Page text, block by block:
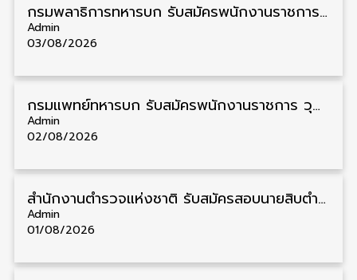
กรมพลาธิการทหารบก รับสมัครพนักงานราชการ วุฒิ ม.3/ม.6/ปวช. 66 อัตรา รับสมัคร 10 – 17 สิงหาคม
Admin
03/08/2026
กรมแพทย์ทหารบก รับสมัครพนักงานราชการ วุฒิ ม.3/ม.6/ปวช./ปวท./ปวส. 6 อัตรา รับสมัคร 3 – 7 สิงหาคม
Admin
02/08/2026
สำนักงานตำรวจแห่งชาติ รับสมัครสอบนายสิบตำรวจ วุฒิ ม.6/ปวช. 6,000 อัตรา รับสมัคร 8 – 19 สิงหาคม
Admin
01/08/2026